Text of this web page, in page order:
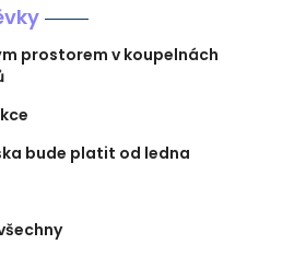
prostorem v koupelnách
bude platit od ledna